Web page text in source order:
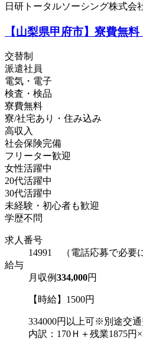
日研トータルソーシング株式会
【山梨県甲府市】寮費無
交替制
派遣社員
電気・電子
検査・検品
寮費無料
寮/社宅あり・住み込み
高収入
社会保険完備
フリーター歓迎
女性活躍中
20代活躍中
30代活躍中
未経験・初心者も歓迎
学歴不問
求人番号
14991 （電話応募で必要
給与
月収例334,000円
【時給】1500円
334000円以上可※別途交
内訳：170Ｈ＋残業1875円